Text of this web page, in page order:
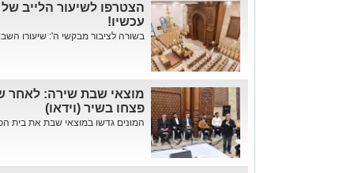
הצטרפו לשיעור הלייב
עכשיו!
בשורה לציבור מבקשי ה': שיעורו
מוצאי שבת שירה: לאחר
פצחו בשיר (וידאו)
המונים גדשו במוצאי שבת את בית